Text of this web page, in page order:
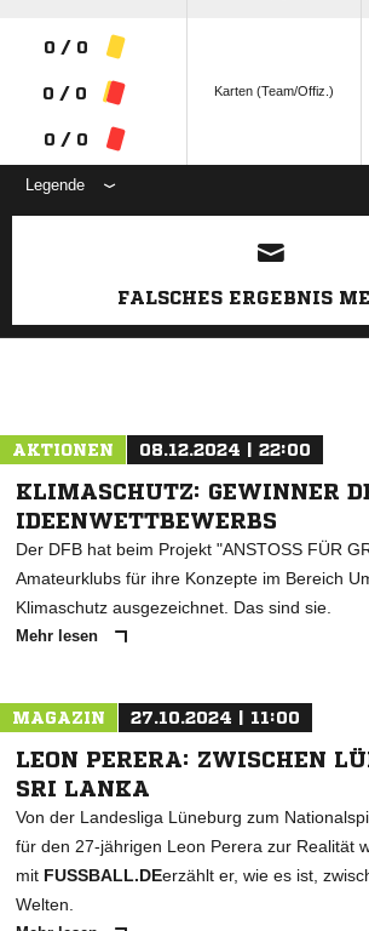
0 / 0
0 / 0
0 / 0
Karten (Team/Offiz.)
Legende
ANZEIGE
FALSCHES ERGEBNIS
AKTIONEN 08.12.2024 | 22:00
KLIMASCHUTZ: GEWINNER
IDEENWETTBEWERBS
Der DFB hat beim Projekt "ANSTOSS FÜR
Amateurklubs für ihre Konzepte im Bereich
Klimaschutz ausgezeichnet. Das sind sie.
Mehr lesen
MAGAZIN 27.10.2024 | 11:00
LEON PERERA: ZWISCHEN
SRI LANKA
Von der Landesliga Lüneburg zum
für den 27-jährigen Leon Perera zur Realität
mit FUSSBALL.DEerzählt er, wie es ist,
Welten.